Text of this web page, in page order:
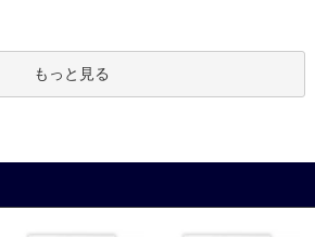
もっと見る